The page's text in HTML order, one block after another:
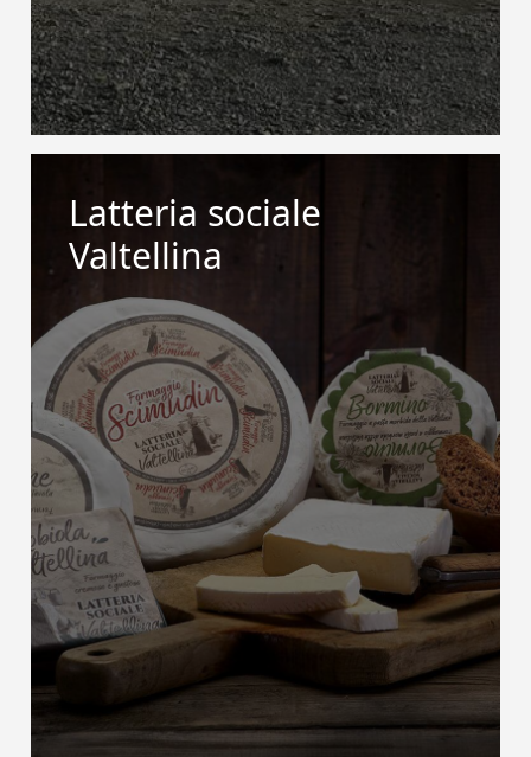
Latteria sociale
Valtellina